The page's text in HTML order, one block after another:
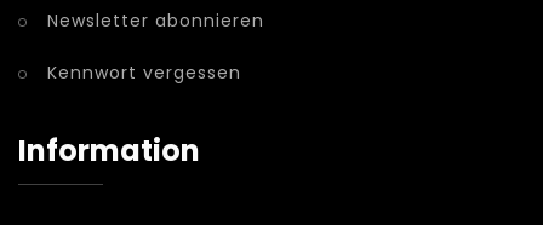
Newsletter abonnieren
Kennwort vergessen
Information